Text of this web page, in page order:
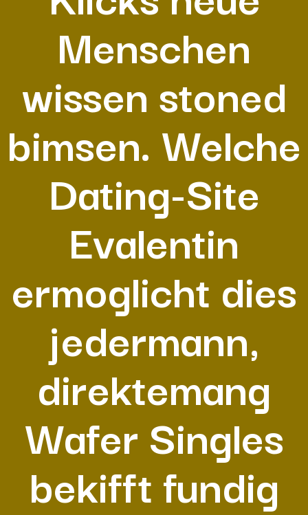
Menschen
wissen stoned
bimsen. Welche
Dating-Site
Evalentin
ermoglicht dies
jedermann,
direktemang
Wafer Singles
bekifft fundig